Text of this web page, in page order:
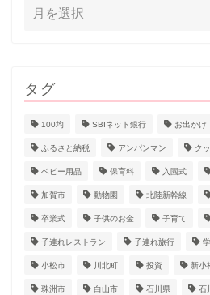
タグ
100均 SBIネット銀行 お出かけ
ふるさと納税 アンパンマン ク
ベビー用品 保育料 入園式
加賀市 動物園 北陸新幹線
卒業式 子供のお金 子育て
子連れレストラン 子連れ旅行
小松市 川北町 投資 新小
珠洲市 白山市 石川県 石